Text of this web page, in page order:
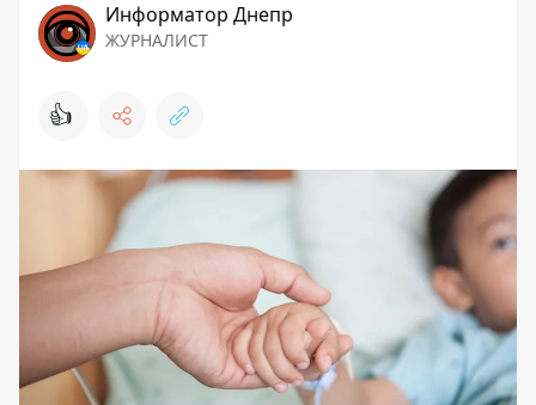
Информатор Днепр
ЖУРНАЛИСТ
👍